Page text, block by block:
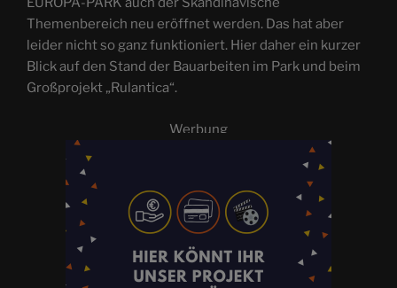
Themenbereich neu eröffnet werden. Das hat aber
leider nicht so ganz funktioniert. Hier daher ein kurzer
Blick auf den Stand der Bauarbeiten im Park und beim
Großprojekt „Rulantica“.
Werbung